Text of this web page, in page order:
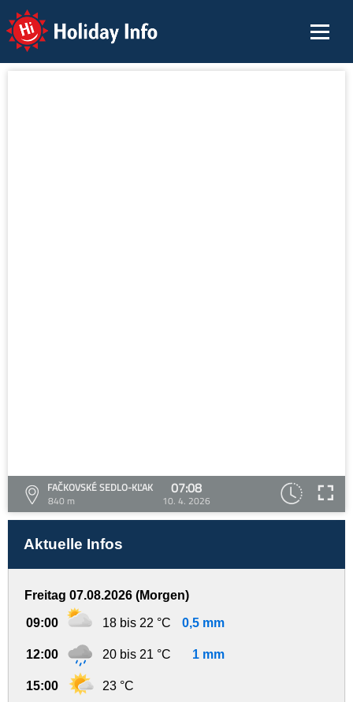
Holiday Info
FAČKOVSKÉ SEDLO-KĽAK
840 m
07:08
10. 4. 2026
Aktuelle Infos
Freitag 07.08.2026 (Morgen)
09:00 18 bis 22 °C 0,5 mm
12:00 20 bis 21 °C 1 mm
15:00 23 °C